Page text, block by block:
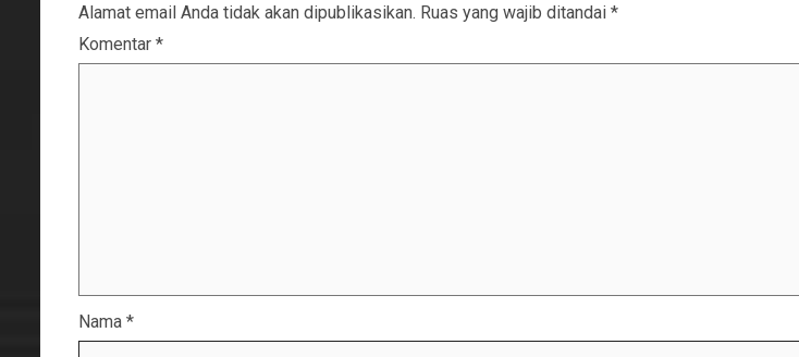
Alamat email Anda tidak akan dipublikasikan. Ruas yang wajib ditandai *
Komentar *
Nama *